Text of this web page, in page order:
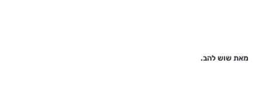
מאת שוש להב.